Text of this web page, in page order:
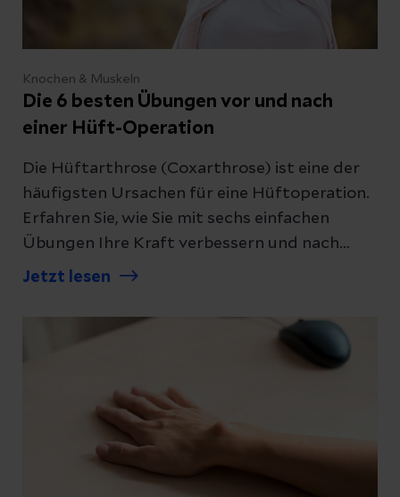
Knochen & Muskeln
Die 6 besten Übungen vor und nach
einer Hüft-Operation
Die Hüftarthrose (Coxarthrose) ist eine der
häufigsten Ursachen für eine Hüftoperation.
Erfahren Sie, wie Sie mit sechs einfachen
Übungen Ihre Kraft verbessern und nach
einer Operation wieder mobil werden können.
Jetzt lesen